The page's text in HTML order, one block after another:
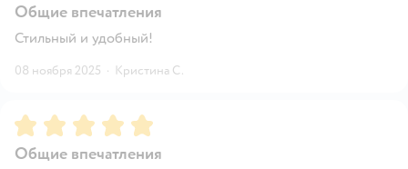
Общие впечатления
Стильный и удобный!
08 ноября 2025 · Кристина С.
Рейтинг:5
Общие впечатления